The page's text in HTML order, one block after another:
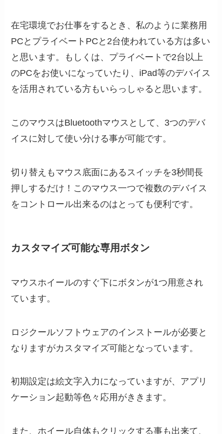
在宅環境でお仕事をするとき、私のように業務用
PCとプライベートPCと2台使われている方は多い
と思います。もしくは、プライベートで2台以上
のPCをお使いになっていたり、iPad等のデバイス
を活用されている方もいらっしゃると思います。
このマウスはBluetoothマウスとして、3つのデバ
イスに対して使い分ける事が可能です。
切り替えもマウス底面にあるスイッチを3秒間長
押しするだけ！このマウス一つで複数のデバイス
をコントロール出来るのはとっても便利です。
カスタマイズ可能な専用ボタン
マウスホイールのすぐ下にボタンが1つ用意され
ています。
ロジクールソフトウェアのインストールが必要と
なりますがカスタマイズ可能となっています。
初期設定は絵文字入力になっていますが、アプリ
ケーション起動等色々応用がききます。
また、ホイール自体もクリックする事も出来て、